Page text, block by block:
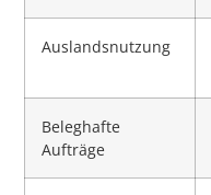
Auslandsnutzung
Beleghafte
Aufträge